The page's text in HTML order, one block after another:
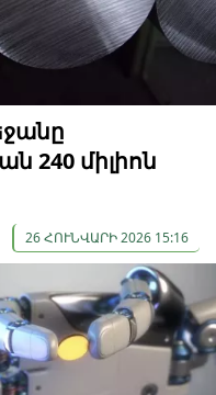
240 միլիոն
26 ՀՈՒՆՎԱՐԻ 2026 15:16